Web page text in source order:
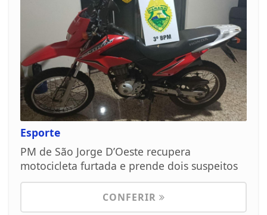
Esporte
PM de São Jorge D’Oeste recupera
motocicleta furtada e prende dois suspeitos
CONFERIR